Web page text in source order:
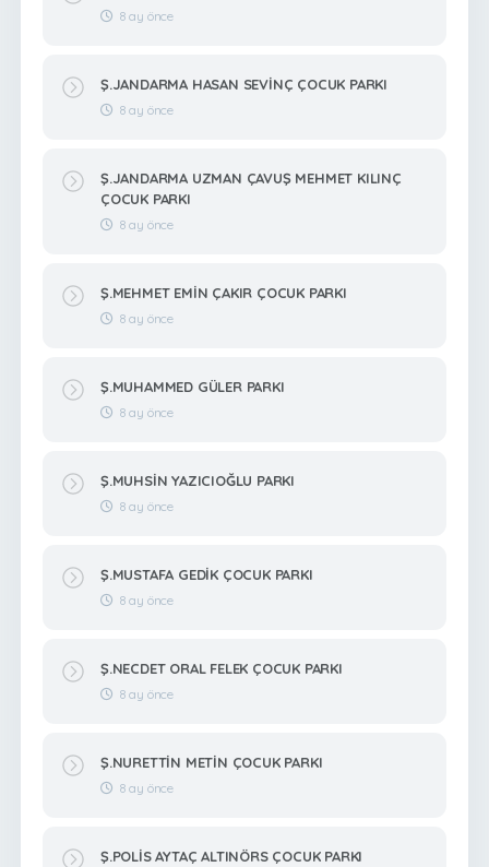
8 ay önce
Ş.JANDARMA HASAN SEVİNÇ ÇOCUK PARKI
8 ay önce
Ş.JANDARMA UZMAN ÇAVUŞ MEHMET KILINÇ
ÇOCUK PARKI
8 ay önce
Ş.MEHMET EMİN ÇAKIR ÇOCUK PARKI
8 ay önce
Ş.MUHAMMED GÜLER PARKI
8 ay önce
Ş.MUHSİN YAZICIOĞLU PARKI
8 ay önce
Ş.MUSTAFA GEDİK ÇOCUK PARKI
8 ay önce
Ş.NECDET ORAL FELEK ÇOCUK PARKI
8 ay önce
Ş.NURETTİN METİN ÇOCUK PARKI
8 ay önce
Ş.POLİS AYTAÇ ALTINÖRS ÇOCUK PARKI